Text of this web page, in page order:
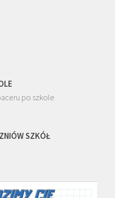
po szkole
SZKÓŁ